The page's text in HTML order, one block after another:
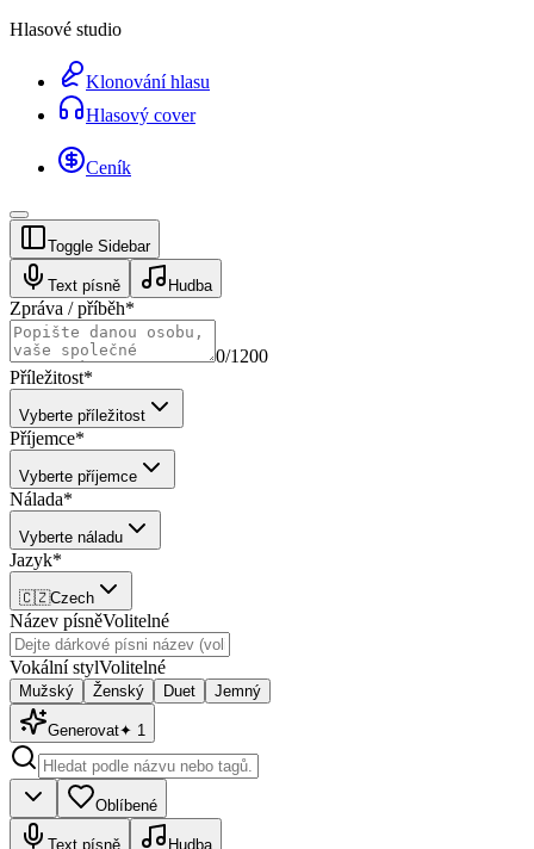
Hlasové studio
Klonování hlasu
Hlasový cover
Ceník
Toggle Sidebar
Text písně Hudba
Zpráva / příběh*
0/1200
Příležitost*
Vyberte příležitost
Příjemce*
Vyberte příjemce
Nálada*
Vyberte náladu
Jazyk*
🇨🇿Czech
Název písněVolitelné
Vokální stylVolitelné
Mužský Ženský Duet Jemný
Generovat✦ 1
Oblíbené
Text písně Hudba